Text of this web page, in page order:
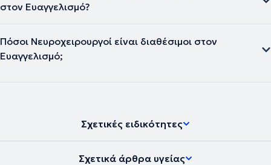
στον Ευαγγελισμό?
Πόσοι Νευροχειρουργοί είναι διαθέσιμοι στον
Ευαγγελισμό;
Σχετικές ειδικότητες
Σχετικά άρθρα υγείας